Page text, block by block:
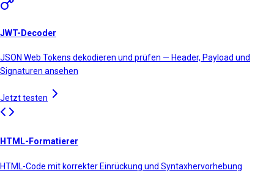
JWT-Decoder
JSON Web Tokens dekodieren und prüfen — Header, Payload und
Signaturen ansehen
Jetzt testen
HTML-Formatierer
HTML-Code mit korrekter Einrückung und Syntaxhervorhebung